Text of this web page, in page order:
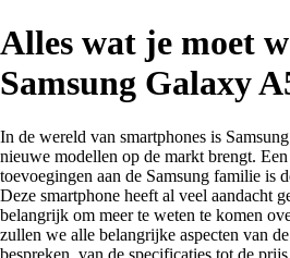
Alles wat je moet
Samsung Galaxy
In de wereld van smartphones is
nieuwe modellen op de markt brengt.
toevoegingen aan de Samsung familie is
Deze smartphone heeft al veel aandacht
belangrijk om meer te weten te komen
zullen we alle belangrijke aspecten van
bespreken, van de specificaties tot de